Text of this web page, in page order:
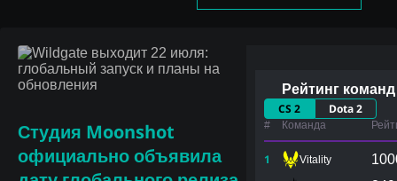
Студия Moonshot
официально объявила
Рейтинг команд
CS 2 Dota 2
# Команда
1 Vitality